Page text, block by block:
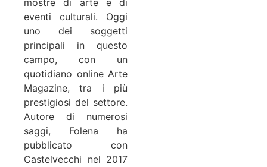
mostre di arte e di
eventi culturali. Oggi
uno dei soggetti
principali in questo
campo, con un
quotidiano online Arte
Magazine, tra i più
prestigiosi del settore.
Autore di numerosi
saggi, Folena ha
pubblicato con
Castelvecchi nel 2017